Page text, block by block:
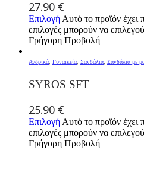
27.90 €
Επιλογή Αυτό το προϊόν έχει
επιλογές μπορούν να
Γρήγορη Προβολή
Ανδρικά Γυναικεία Σανδάλια Σανδάλια με
SYROS SFT
25.90 €
Επιλογή Αυτό το προϊόν έχει
επιλογές μπορούν να
Γρήγορη Προβολή